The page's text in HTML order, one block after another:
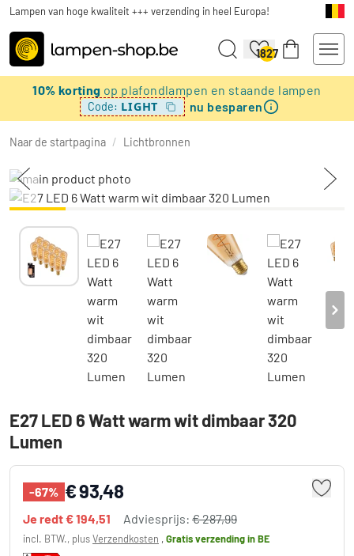
Lampen van hoge kwaliteit +++ verzending in heel Europa!
1827
10% korting op plafondlampen en staande lampen
Code: LIGHT nu besparen
Naar de startpagina / Lichtbronnen
E27 LED 6 Watt warm wit dimbaar 320
Lumen
-67% € 93,48
Je redt€ 194,51 Adviesprijs: € 287,99
incl. BTW., plusVerzendkosten ,Gratis verzendingin BE